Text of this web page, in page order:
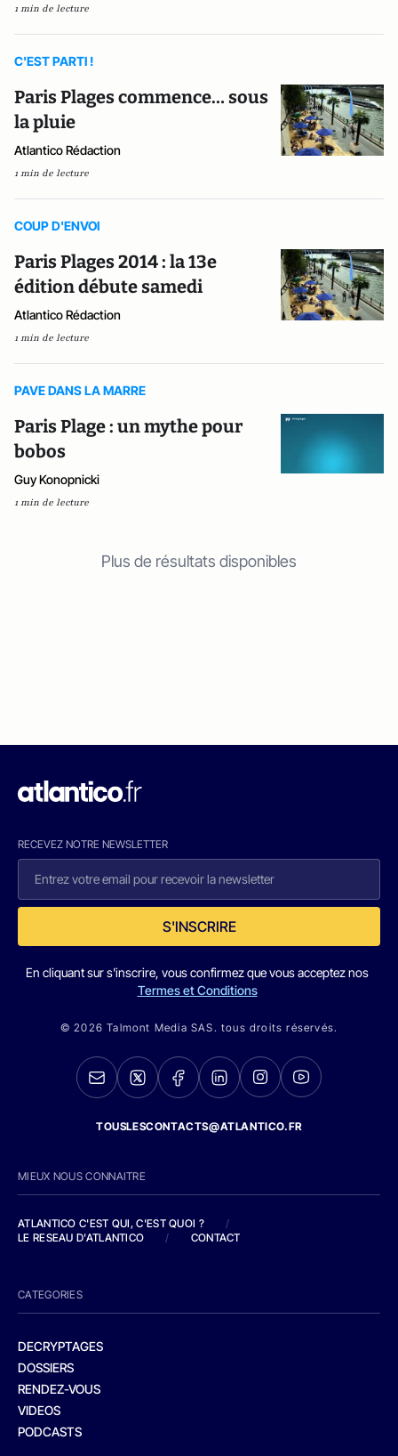
1 min de lecture
C'EST PARTI !
Paris Plages commence… sous
la pluie
Atlantico Rédaction
1 min de lecture
COUP D'ENVOI
Paris Plages 2014 : la 13e
édition débute samedi
Atlantico Rédaction
1 min de lecture
PAVE DANS LA MARRE
Paris Plage : un mythe pour
bobos
Guy Konopnicki
1 min de lecture
Plus de résultats disponibles
RECEVEZ NOTRE NEWSLETTER
S'INSCRIRE
En cliquant sur s'inscrire, vous confirmez que vous acceptez nos
Termes et Conditions
© 2026 Talmont Media SAS. tous droits réservés.
TOUSLESCONTACTS@ATLANTICO.FR
MIEUX NOUS CONNAITRE
ATLANTICO C'EST QUI, C'EST QUOI ?
/
LE RESEAU D'ATLANTICO
/ CONTACT
CATEGORIES
DECRYPTAGES
DOSSIERS
RENDEZ-VOUS
VIDEOS
PODCASTS